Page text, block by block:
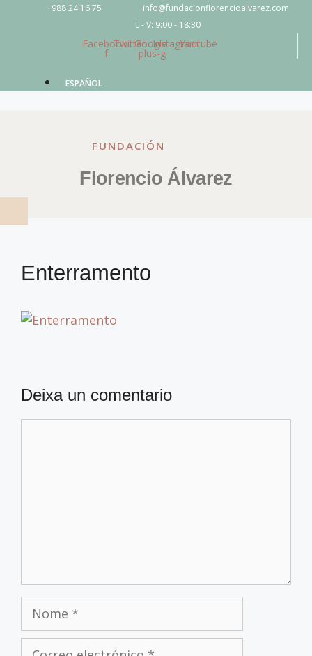
+988 24 16 75
info@fundacionflorencioalvarez.com
L - V: 9:00 - 18:30
Facebook-
f
TwitterGoogle-
plus-g
InstagramYoutube
ESPAÑOL
FUNDACIÓN
Florencio Álvarez
Enterramento
Deixa un comentario
Nome
Correo